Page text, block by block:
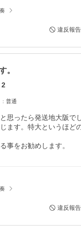
違反報告
。
2
： 普通
思ったら発送地大阪で
ます。特大というほど
事をお勧めします。
違反報告